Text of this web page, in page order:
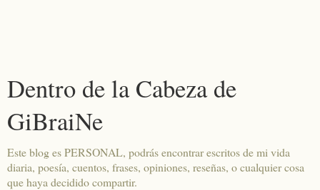
Dentro de la Cabeza de
GiBraiNe
Este blog es PERSONAL, podrás encontrar escritos de mi vida
diaria, poesía, cuentos, frases, opiniones, reseñas, o cualquier cosa
que haya decidido compartir.